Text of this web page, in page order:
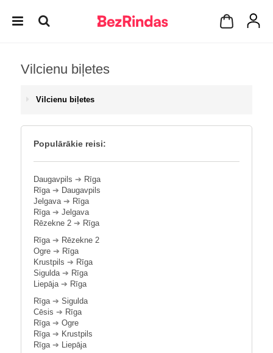
Vilcienu biļetes
Vilcienu biļetes
Populārākie reisi:
Daugavpils ➔ Rīga
Rīga➔ Daugavpils
Jelgava➔ Rīga
Rīga➔ Jelgava
Rēzekne 2 ➔ Rīga
Rīga➔ Rēzekne 2
Ogre ➔ Rīga
Krustpils ➔ Rīga
Sigulda➔ Rīga
Liepāja➔ Rīga
Rīga➔ Sigulda
Cēsis ➔ Rīga
Rīga➔ Ogre
Rīga➔ Krustpils
Rīga➔ Liepāja